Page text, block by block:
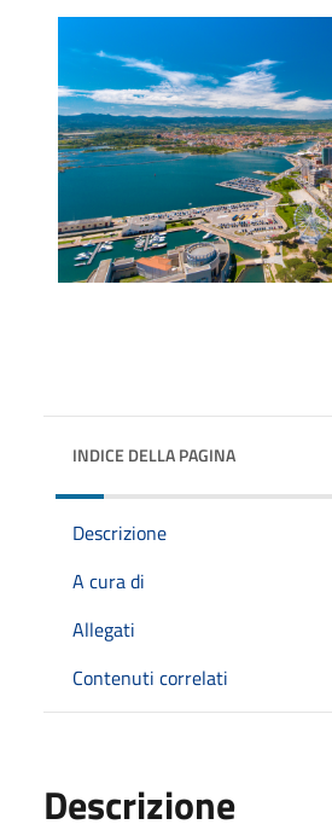
INDICE DELLA PAGINA
Descrizione
A cura di
Allegati
Contenuti correlati
Descrizione